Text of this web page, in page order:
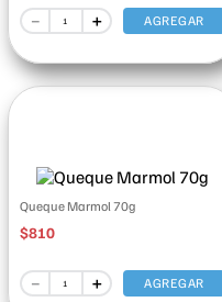
＋
－ AGREGAR
Queque Marmol 70g
$810
＋
－ AGREGAR